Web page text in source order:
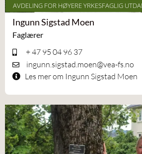
AVDELING FOR HØYERE YRKESFAGLIG
Ingunn Sigstad Moen
Faglærer
+ 47 95 04 96 37
ingunn.sigstad.moen@vea-fs.no
Les mer om Ingunn Sigstad Moen